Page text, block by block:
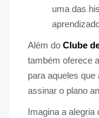
uma das
Além do Clube
também oferece
para aqueles
assinar o plano
Imagina a